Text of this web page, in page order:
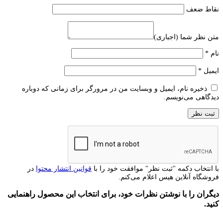
نقاط ضعف
متن نظر شما (اجباری)
نام *
ایمیل *
ذخیره نام، ایمیل و وبسایت من در مرورگر برای زمانی که دوباره
دیدگاهی می‌نویسم.
با انتخاب دکمه "ثبت نظر" موافقت خود را با قوانین انتشار محتوا در
فروشگاه آنلاین هیس اعلام می‌کنم.
دیگران را با نوشتن نظرات خود، برای انتخاب این محصول راهنمایی
کنید.